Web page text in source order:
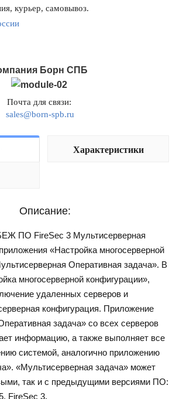
курьер, самовывоз.
Борн СПБ
Почта для связи:
sales@born-spb.ru
Характеристики
Описание:
ПО FireSec 3 Мультисерверная
«Настройка многосерверной
Оперативная задача». В
многосерверной конфигурации»,
удаленных серверов и
конфигурация. Приложение
задача» со всех серверов
информацию, а также выполняет все
системой, аналогично приложению
«Мультисерверная задача» может
так и с предыдущими версиями ПО:
FireSec 3.